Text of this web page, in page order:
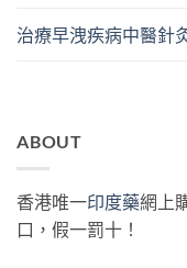
治療早洩疾病中醫針
ABOUT
香港唯一印度藥網上
口，假一罰十！